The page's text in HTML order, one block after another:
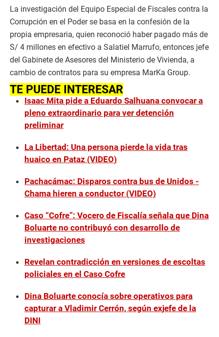
La investigación del Equipo Especial de Fiscales contra la
Corrupción en el Poder se basa en la confesión de la
propia empresaria, quien reconoció haber pagado más de
S/ 4 millones en efectivo a Salatiel Marrufo, entonces jefe
del Gabinete de Asesores del Ministerio de Vivienda, a
cambio de contratos para su empresa MarKa Group.
TE PUEDE INTERESAR
Isaac Mita pide a Eduardo Salhuana convocar a
pleno extraordinario para ver detención
preliminar
La Libertad: Una persona pierde la vida tras
huaico en Pataz (VIDEO)
Pachacámac: Disparos contra bus de Unidos -
Chama hieren a conductor (VIDEO)
Caso “Cofre”: Vocero de Fiscalía señala que Dina
Boluarte no contribuyó con desarrollo de
investigaciones
Revelan contradicción en versiones de escoltas
policiales en el Caso Cofre
Dina Boluarte conocía sobre operativos para
capturar a Vladimir Cerrón, según exjefe de la
DINI